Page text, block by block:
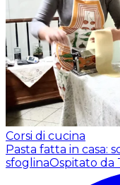
Corsi di cucina
Pasta fatta in casa:
sfoglinaOspitato da